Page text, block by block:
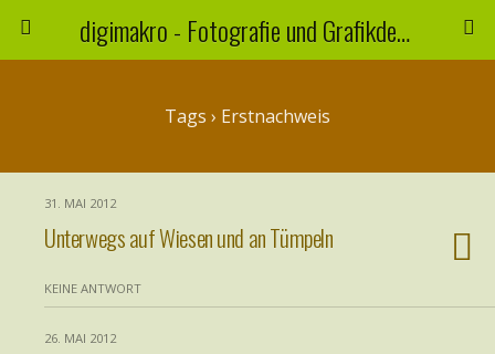
digimakro - Fotografie und Grafikdesign
Tags › Erstnachweis
31. MAI 2012
Unterwegs auf Wiesen und an Tümpeln
KEINE ANTWORT
26. MAI 2012